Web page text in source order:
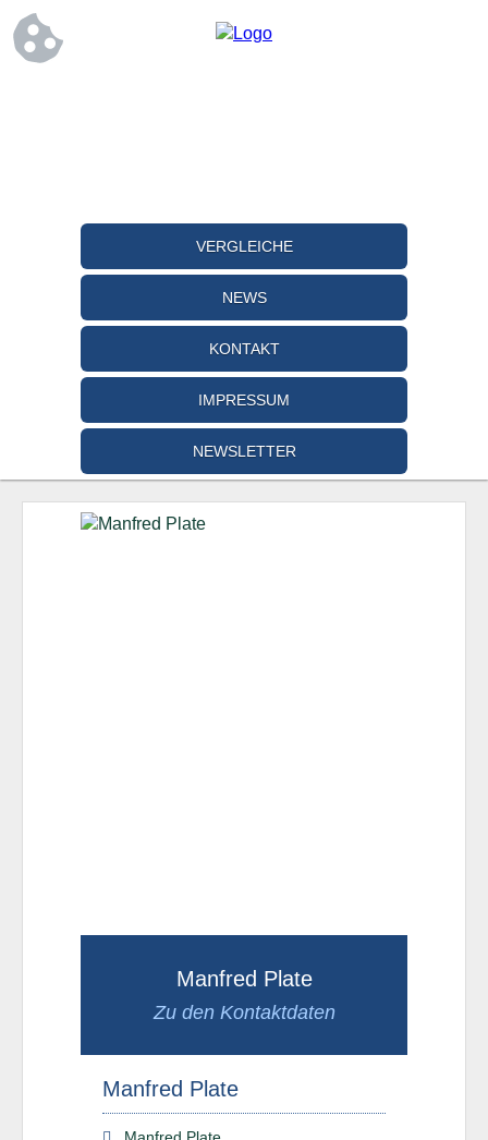
VERGLEICHE
NEWS
KONTAKT
IMPRESSUM
NEWSLETTER
Manfred Plate
Zu den Kontaktdaten
Manfred Plate